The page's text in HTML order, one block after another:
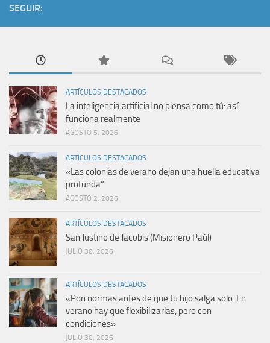
SEGUIR:
ARTÍCULOS DESTACADOS
La inteligencia artificial no piensa como tú: así
funciona realmente
AGOSTO 5, 2026
ARTÍCULOS DESTACADOS
«Las colonias de verano dejan una huella educativa
profunda”
AGOSTO 2, 2026
ARTÍCULOS DESTACADOS
San Justino de Jacobis (Misionero Paúl)
JULIO 30, 2026
ARTÍCULOS DESTACADOS
«Pon normas antes de que tu hijo salga solo. En
verano hay que flexibilizarlas, pero con
condiciones»
JULIO 30, 2026